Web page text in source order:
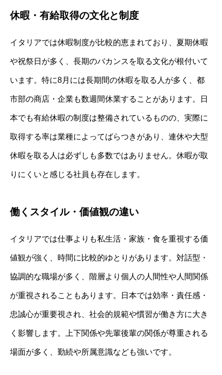
休暇・有給取得の文化と制度
イタリアでは休暇制度が比較的恵まれており、夏期休暇
や祝祭日が多く、長期のバカンスを取る文化が根付いて
います。特に8月には長期間の休暇を取る人が多く、都
市部の商店・企業も数週間休業することがあります。日
本でも有給休暇の制度は整備されているものの、実際に
取得する率は業種によってばらつきがあり、連休や大型
休暇を取る人は必ずしも多数ではありません。休暇が取
りにくいと感じる社員も存在します。
働くスタイル・価値観の違い
イタリアでは仕事よりも私生活・家族・食を重視する価
値観が強く、時間に比較的ゆとりがあります。対話型・
協調的な職場が多く、階層より個人の人間性や人間関係
が重視されることもあります。日本では効率・責任感・
忠誠心が重要視され、社会的規範や慣習が働き方に大き
く影響します。上下関係や先輩後輩の関係が尊重される
場面が多く、勤続や所属意識なども強いです。